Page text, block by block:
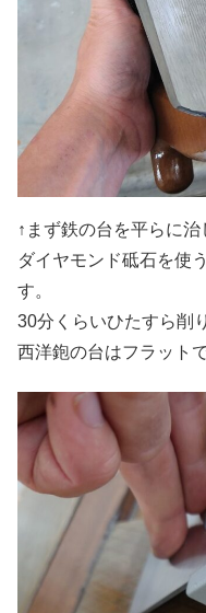
↑まず鉄の台を平らに治
ダイヤモンド砥石を使
す。
30分くらいひたすら削
西洋鉋の台はフラット